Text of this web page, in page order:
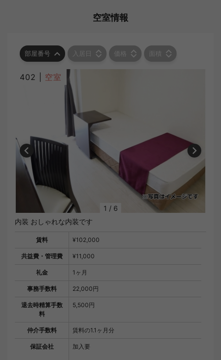
空室情報
部屋番号 入居日 価格 面積
402 | 空室
1 / 6
内装 おしゃれな内装です
賃料 ¥102,000
共益費・管理費 ¥11,000
礼金 1ヶ月
事務手数料 22,000円
退去時精算手数
料
5,500円
仲介手数料 賃料の1.1ヶ月分
保証会社 加入要